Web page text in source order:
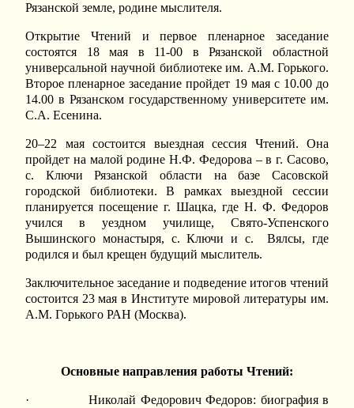
Рязанской земле, родине мыслителя.
Открытие Чтений и первое пленарное заседание
состоятся 18 мая в 11-00 в Рязанской областной
универсальной научной библиотеке им. А.М. Горького.
Второе пленарное заседание пройдет 19 мая с 10.00 до
14.00 в Рязанском государственному университете им.
С.А. Есенина.
20–22 мая состоится выездная сессия Чтений. Она
пройдет на малой родине Н.Ф. Федорова – в г. Сасово,
с. Ключи Рязанской области на базе Сасовской
городской библиотеки. В рамках выездной сессии
планируется посещение г. Шацка, где Н. Ф. Федоров
учился в уездном училище, Свято-Успенского
Вышинского монастыря, с. Ключи и с. Вялсы, где
родился и был крещен будущий мыслитель.
Заключительное заседание и подведение итогов чтений
состоится 23 мая в Институте мировой литературы им.
А.М. Горького РАН (Москва).
Основные направления работы Чтений:
· Николай Федорович Федоров: биография в